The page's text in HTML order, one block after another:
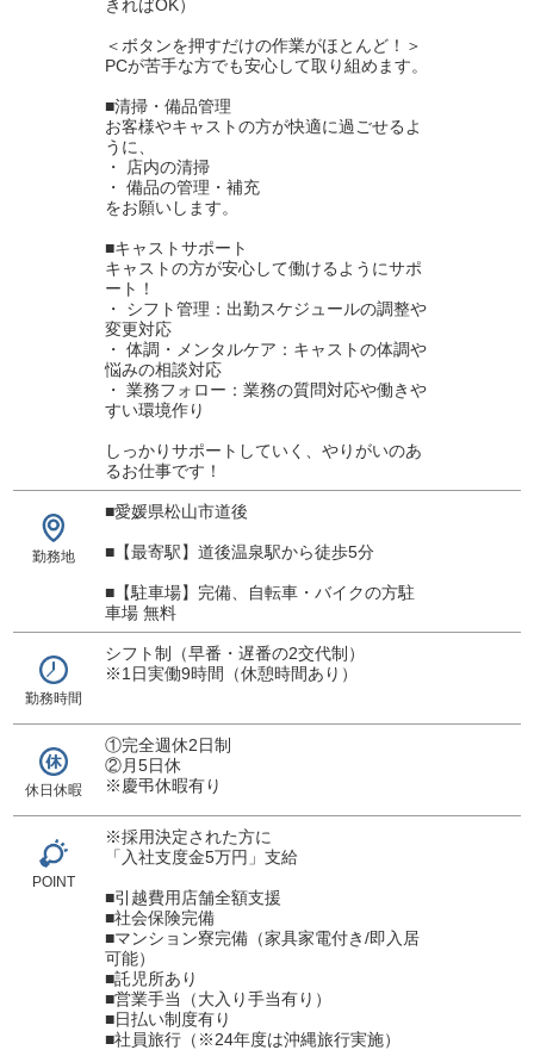
きればOK）
＜ボタンを押すだけの作業がほとんど！＞
PCが苦手な方でも安心して取り組めます。
■清掃・備品管理
お客様やキャストの方が快適に過ごせるよ
うに、
・ 店内の清掃
・ 備品の管理・補充
をお願いします。
■キャストサポート
キャストの方が安心して働けるようにサポ
ート！
・ シフト管理：出勤スケジュールの調整や
変更対応
・ 体調・メンタルケア：キャストの体調や
悩みの相談対応
・ 業務フォロー：業務の質問対応や働きや
すい環境作り
しっかりサポートしていく、やりがいのあ
るお仕事です！
勤務地
■愛媛県松山市道後
■【最寄駅】道後温泉駅から徒歩5分
■【駐車場】完備、自転車・バイクの方駐
車場 無料
勤務時間
シフト制（早番・遅番の2交代制）
※1日実働9時間（休憩時間あり）
休日休暇
①完全週休2日制
②月5日休
※慶弔休暇有り
POINT
※採用決定された方に
「入社支度金5万円」支給
■引越費用店舗全額支援
■社会保険完備
■マンション寮完備（家具家電付き/即入居
可能）
■託児所あり
■営業手当（大入り手当有り）
■日払い制度有り
■社員旅行（※24年度は沖縄旅行実施）